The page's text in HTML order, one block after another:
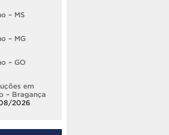
– MS
– MG
– GO
em
– Bragança
2026